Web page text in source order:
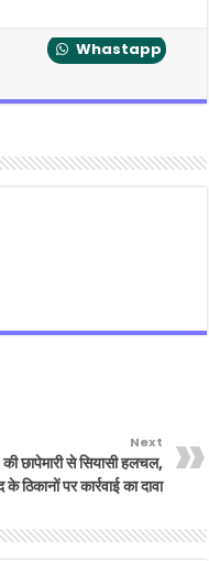
Whastapp
Next
छापेमारी से सियासी हलचल,
ठिकानों पर कार्रवाई का दावा